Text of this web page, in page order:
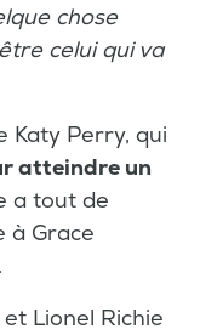
chose
celui qui va
Katy Perry, qui
atteindre un
a tout de
à Grace
.
Lionel Richie